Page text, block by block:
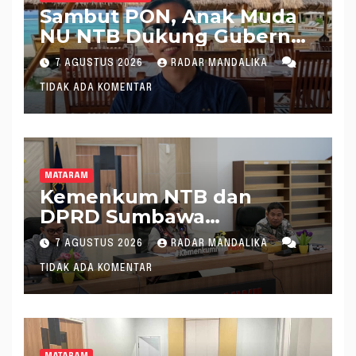
Sambut PON, Anak Muda
NU NTB Dukung Gubernur
Pimpin KONI NTB
7 AGUSTUS 2026 RADAR MANDALIKA
TIDAK ADA KOMENTAR
MATARAM
Kemenkum NTB dan
DPRD Sumbawa
Mantapkan Rencana
Pembentukan 8 Raperda
Inisiatif
7 AGUSTUS 2026 RADAR MANDALIKA
TIDAK ADA KOMENTAR